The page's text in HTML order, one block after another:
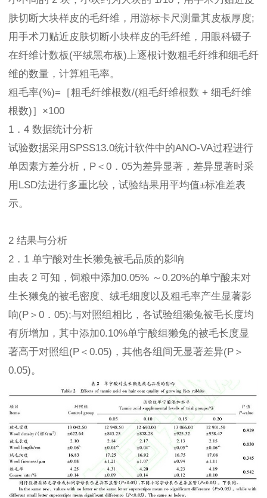
肤切断大块样皮的毛纤维，用游标卡尺测量其皮板厚度;
用手术刀贴近皮肤切断小块样皮的毛纤维，用眼科镊子
在纤维计数板(平绒黑布板)上逐根计数粗毛纤维和细毛纤
维的数量，计算粗毛率。
粗毛率(%)=［粗毛纤维根数/(粗毛纤维根数 + 细毛纤维
根数)］×100
1．4 数据统计分析
试验数据采用SPSS13.0统计软件中的ANO-VA过程进行
单因素方差分析，P＜0．05为差异显著，差异显著时采
用LSD法进行多重比较，试验结果用平均值±标准差表
示。
2 结果与分析
2．1 单宁酸对生长獭兔被毛品质的影响
由表 2 可知，饲粮中添加0.05% ～0.20%的单宁酸未对
生长獭兔的被毛密度、绒毛细度以及粗毛率产生显著影
响(P＞0．05);与对照组相比，各试验组獭兔被毛长度均
有所增加，其中添加0.10%单宁酸组獭兔的被毛长度显
著高于对照组(P＜0.05)，其他各组间无显著差异(P＞
0.05)。